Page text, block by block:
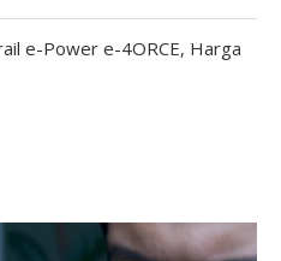
e-Power e-4ORCE, Harga